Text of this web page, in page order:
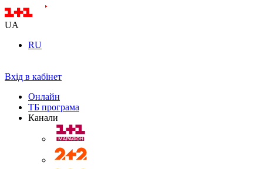
UA
RU
Вхід в кабінет
Онлайн
ТБ програма
Канали